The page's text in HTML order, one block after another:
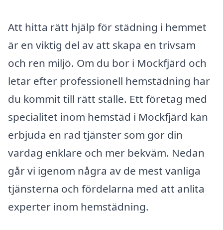
Att hitta rätt hjälp för städning i hemmet
är en viktig del av att skapa en trivsam
och ren miljö. Om du bor i Mockfjärd och
letar efter professionell hemstädning har
du kommit till rätt ställe. Ett företag med
specialitet inom hemstäd i Mockfjärd kan
erbjuda en rad tjänster som gör din
vardag enklare och mer bekväm. Nedan
går vi igenom några av de mest vanliga
tjänsterna och fördelarna med att anlita
experter inom hemstädning.